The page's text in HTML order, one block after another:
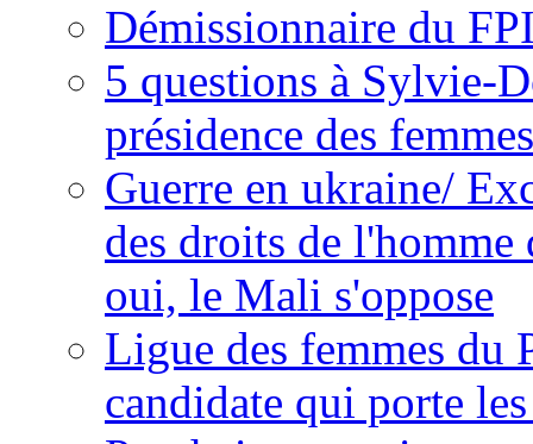
Démissionnaire du
5 questions à Sylvie-
présidence des
Guerre en ukraine/
des droits de
oui, le Mali s'oppose
Ligue des femmes du
candidate qui porte